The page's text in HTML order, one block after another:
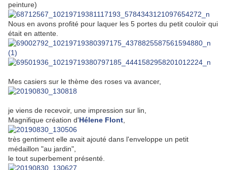
peinture)
Nous en avons profité pour laquer les 5 portes du petit couloir qui
était en attente.
Mes casiers sur le thème des roses va avancer,
je viens de recevoir, une impression sur lin,
Magnifique création d'Hélene Flont
très gentiment elle avait ajouté dans l'enveloppe un petit
médaillon "au jardin",
le tout superbement présenté.